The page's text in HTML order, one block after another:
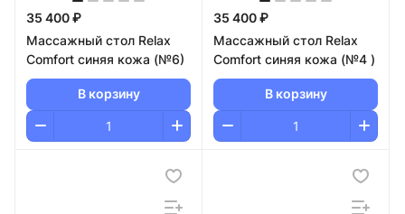
35 400 ₽
Массажный стол Relax
Comfort синяя кожа (№6)
В корзину
35 400 ₽
Массажный стол Relax
Comfort синяя кожа (№4 )
В корзину